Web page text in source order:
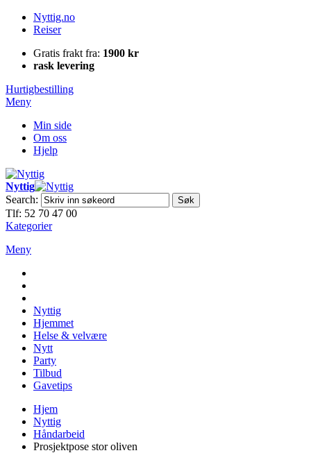
Nyttig.no
Reiser
Gratis frakt fra: 1900 kr
rask levering
Hurtigbestilling
Meny
Min side
Om oss
Hjelp
Nyttig
Search:
Søk
Tlf: 52 70 47 00
Kategorier
Meny
Nyttig
Hjemmet
Helse & velvære
Nytt
Party
Tilbud
Gavetips
Hjem
Nyttig
Håndarbeid
Prosjektpose stor oliven